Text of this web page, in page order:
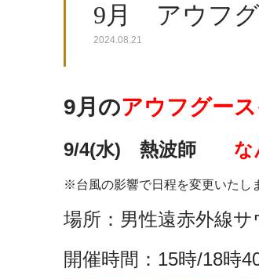
9月 アウフグ
2024.08.21
9月のアウフグー
9/4(水) 熱波師
※台風の影響で日程を変更いたし
場所：男性遠赤外線
開催時間：15時/18時